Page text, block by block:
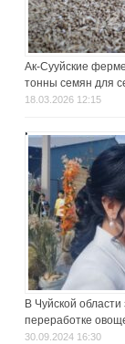
Ак-Сууйские
тонны семян для
18.03.2026 12:15
В Чуйской
переработке
30.09.2024 16:30